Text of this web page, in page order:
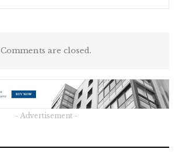
Comments are closed.
- Advertisement -